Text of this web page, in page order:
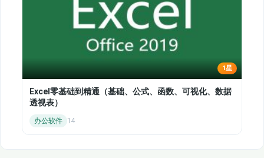
1星
Excel零基础到精通（基础、公式、函数、可视化、数据
透视表）
办公软件 14